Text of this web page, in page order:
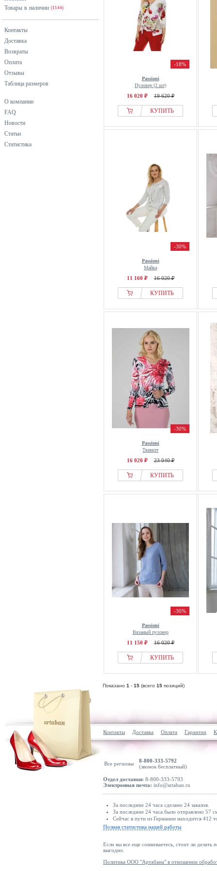
Товары в наличии (1144)
Контакты
Доставка
Возвраты
Оплата
Отзывы
Таблица размеров
О компании
FAQ
Новости
Статьи
Статистика
-18%
Passioni
Пуловер (2 шт)
16 020 ₽ 19 620 ₽
КУПИТЬ
-30%
Passioni
Майка
11 160 ₽ 16 020 ₽
КУПИТЬ
-30%
Passioni
Твинсет
16 020 ₽ 23 040 ₽
КУПИТЬ
-30%
Passioni
Вязаный пуловер
11 150 ₽ 16 020 ₽
КУПИТЬ
Показано 1 - 15 (всего 15 позиций)
Контакты Доставка Оплата Гарантии
Все регионы
8-800-333-5792
(звонок бесплатный)
Отдел доставки: 8-800-333-5793
Электронная почта: info@artaban.ru
За последние 24 часа сделано 24 заказов.
За последние 24 часа было отправлено 57
Сейчас в пути из Германии находится 412
Полная статистика нашей работы
Если вы все еще сомневаетесь, стоит ли делать
выгодно.
Политика ООО "Артабана" в отношении